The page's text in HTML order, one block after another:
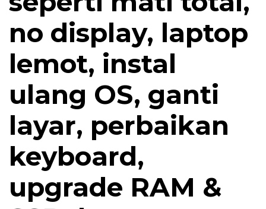
no display, laptop
lemot, instal
ulang OS, ganti
layar, perbaikan
keyboard,
upgrade RAM &